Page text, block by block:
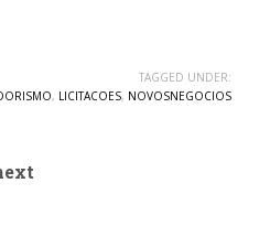
TAGGED UNDER:
, LICITACOES, NOVOSNEGOCIOS